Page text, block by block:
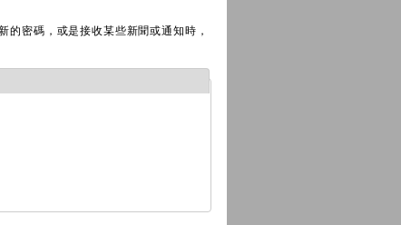
密碼，或是接收某些新聞或通知時，